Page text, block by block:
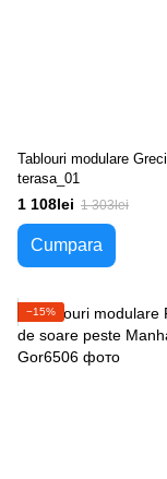
Tablouri modulare
terasa_01
1 108lei 1 303lei
Cumpara
−15%